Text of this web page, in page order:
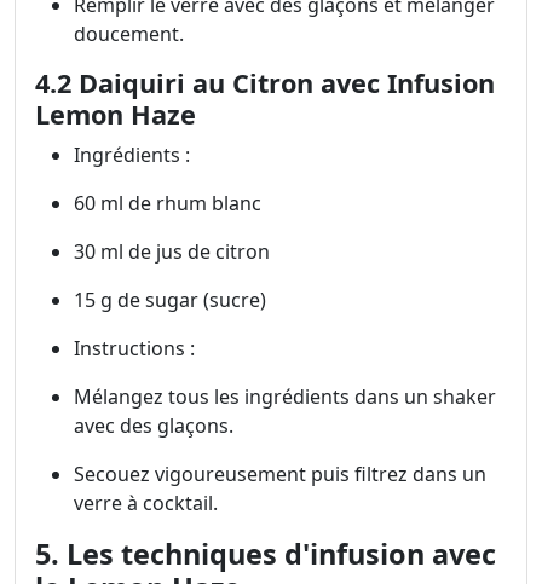
doucement.
4.2 Daiquiri au Citron avec Infusion
Lemon Haze
Ingrédients :
60 ml de rhum blanc
30 ml de jus de citron
15 g de sugar (sucre)
Instructions :
Mélangez tous les ingrédients dans un shaker
avec des glaçons.
Secouez vigoureusement puis filtrez dans un
verre à cocktail.
5. Les techniques d'infusion avec